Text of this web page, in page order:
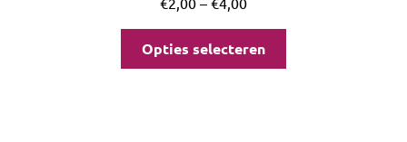
Opties selecteren